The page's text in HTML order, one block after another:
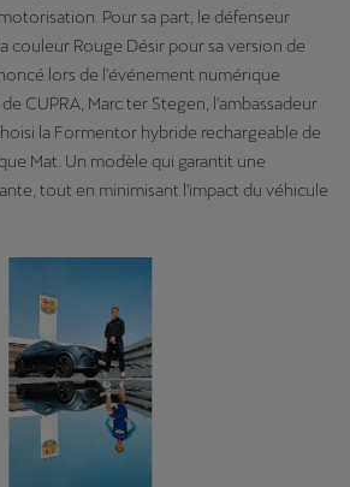
Pour sa part, le défenseur
couleur Rouge Désir pour sa version de
lors de l'événement numérique
CUPRA, Marc ter Stegen, l'ambassadeur
la Formentor hybride rechargeable de
Mat. Un modèle qui garantit une
tout en minimisant l'impact du véhicule